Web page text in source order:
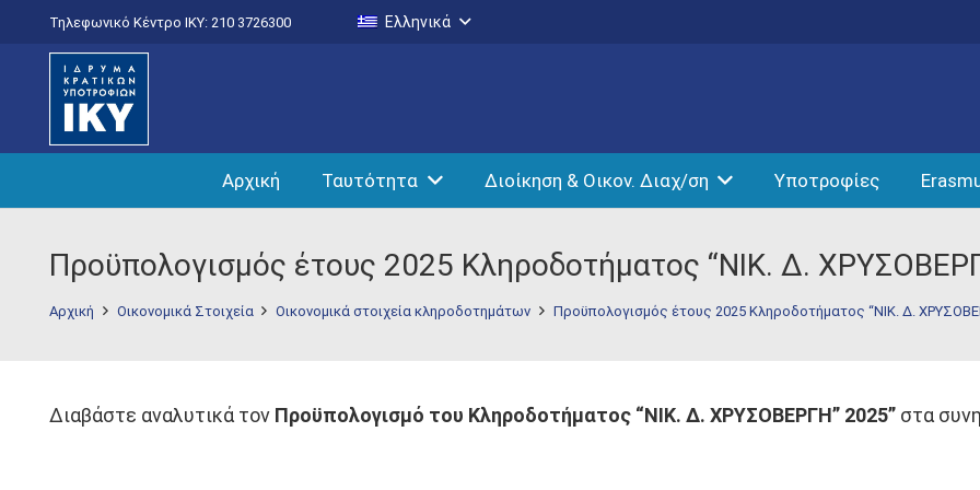
Τηλεφωνικό Κέντρο IKY: 210 3726300 Ελληνικά
Αρχική Ταυτότητα Διοίκηση & Οικον. Διαχ/ση Υποτροφίες
Προϋπολογισμός έτους 2025 Κληροδοτήματος “ΝΙΚ. Δ.
Αρχική Οικονομικά Στοιχεία Οικονομικά στοιχεία κληροδοτημάτων Προϋπολογισμός έτους 2025 Κληροδοτήματος “ΝΙΚ. Δ.
Διαβάστε αναλυτικά τον Προϋπολογισμό του Κληροδοτήματος “ΝΙΚ. Δ. ΧΡΥΣΟΒΕΡΓΗ” 2025” στα